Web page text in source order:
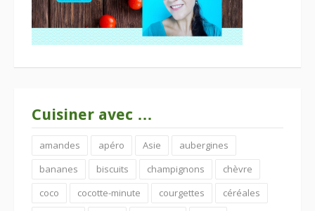
Cuisiner avec …
amandes apéro Asie
aubergines
bananes
biscuits champignons
chèvre
coco
cocotte-minute courgettes
céréales